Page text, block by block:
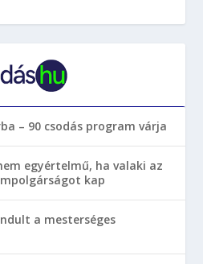
– 90 csodás program várja
egyértelmű, ha valaki az
kap
a mesterséges